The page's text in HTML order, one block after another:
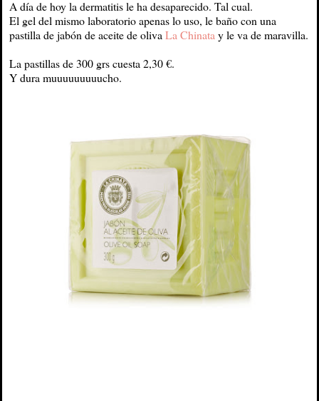
A día de hoy la dermatitis le ha desaparecido. Tal cual.
El gel del mismo laboratorio apenas lo uso, le baño con una
pastilla de jabón de aceite de oliva La Chinata y le va de maravilla.
La pastillas de 300 grs cuesta 2,30 €.
Y dura muuuuuuuuucho.